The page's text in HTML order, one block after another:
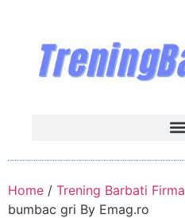
Home / Trening Barbati Firma
bumbac gri By Emag.ro